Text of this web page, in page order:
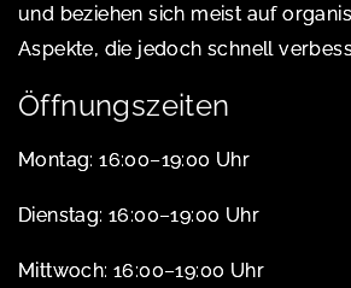
und beziehen sich meist auf
Aspekte, die jedoch schnell
Öffnungszeiten
Montag: 16:00–19:00 Uhr
Dienstag: 16:00–19:00 Uhr
Mittwoch: 16:00–19:00 Uhr